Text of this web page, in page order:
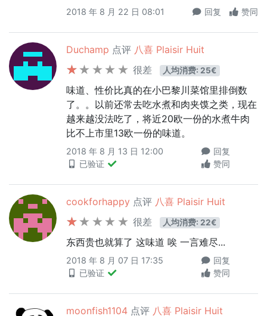
2018 年 8 月 22 日 08:01 回复 赞同
Duchamp 点评 八喜 Plaisir Huit
很差
人均消费: 25€
味道、性价比真的在小巴黎川菜馆里排倒数
了。。以前还常去吃水煮和肉夹馍之类，现在
越来越没法吃了，将近20欧一份的水煮牛肉
比不上市里13欧一份的味道。
2018 年 8 月 13 日 12:00
已验证
回复
赞同
cookforhappy 点评 八喜 Plaisir Huit
很差
人均消费: 22€
东西贵也就算了 这味道 唉 一言难尽...
2018 年 8 月 07 日 17:35
已验证
回复
赞同
moonfish1104 点评 八喜 Plaisir Huit